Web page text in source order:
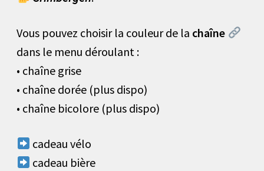
Vous pouvez choisir la couleur de la chaîne
dans le menu déroulant :
• chaîne grise
• chaîne dorée (plus dispo)
• chaîne bicolore (plus dispo)
cadeau vélo
cadeau bière